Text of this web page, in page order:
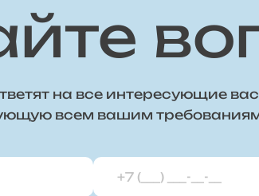
на все интересующие
всем вашим